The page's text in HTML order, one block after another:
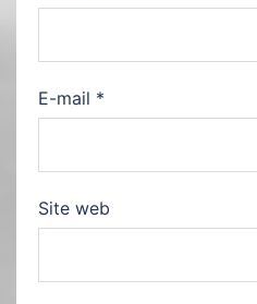
E-mail *
Site web